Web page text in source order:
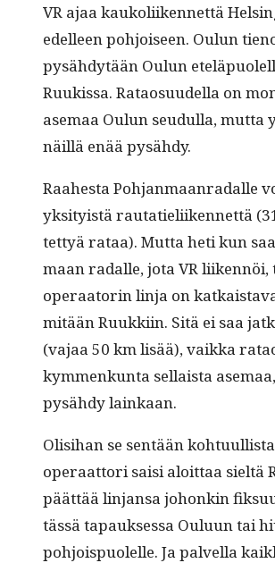
VR ajaa kaukoli­iken­net­tä
edelleen pohjoiseen. Oulun
pysähdytään Oulun
Ruukissa. Ratao­su­udel­la on
ase­maa Oulun seudul­la, mut­ta
näil­lä enää pysähdy.
Raa­h­es­ta Poh­jan­maan­radalle
yksi­ty­istä rautatieli­iken­net­tä
tet­tyä rataa). Mut­ta heti kun
maan radalle, jota VR
oper­aa­torin lin­ja on
mitään Ruukki­in. Sitä ei saa
(vajaa 50 km lisää), vaik­ka
kym­menkun­ta sel­l­aista
pysähdy lainkaan.
Olisi­han se sen­tään
oper­aat­tori saisi aloit­taa sieltä
päät­tää lin­jansa johonkin
tässä tapauk­ses­sa Oulu­un tai
pohjois­puolelle. Ja palvel­la